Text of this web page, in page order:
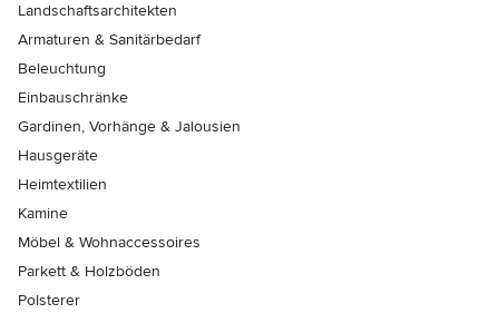
Landschaftsarchitekten
Armaturen & Sanitärbedarf
Beleuchtung
Einbauschränke
Gardinen, Vorhänge & Jalousien
Hausgeräte
Heimtextilien
Kamine
Möbel & Wohnaccessoires
Parkett & Holzböden
Polsterer